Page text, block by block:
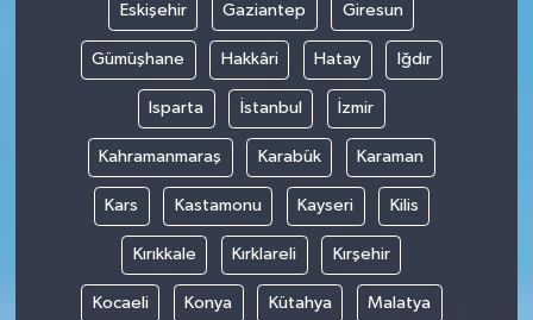
Eskişehir Gaziantep Giresun
Gümüşhane Hakkâri Hatay Iğdır
Isparta İstanbul İzmir
Kahramanmaraş Karabük Karaman
Kars Kastamonu Kayseri Kilis
Kırıkkale Kırklareli Kırşehir
Kocaeli Konya Kütahya Malatya